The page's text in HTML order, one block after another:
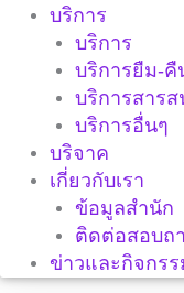
บริการ
บริการ
บริการยืม-คื
บริการสารส
บริการอื่นๆ
บริจาค
เกี่ยวกับเรา
ข้อมูลสำนัก
ติดต่อสอบถ
ข่าวและกิจกรร